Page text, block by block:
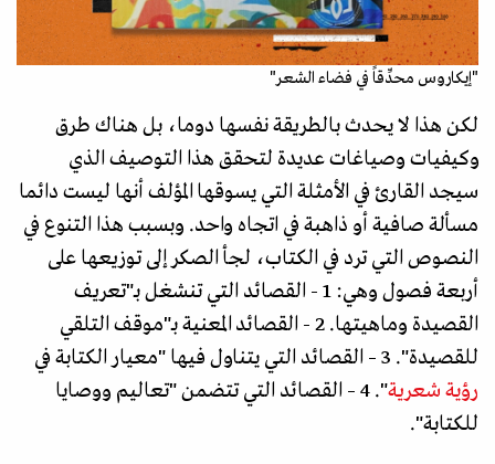
"إيكاروس محدِّقاً في فضاء الشعر"
لكن هذا لا يحدث بالطريقة نفسها دوما، بل هناك طرق
وكيفيات وصياغات عديدة لتحقق هذا التوصيف الذي
سيجد القارئ في الأمثلة التي يسوقها المؤلف أنها ليست دائما
مسألة صافية أو ذاهبة في اتجاه واحد. وبسبب هذا التنوع في
النصوص التي ترد في الكتاب، لجأ الصكر إلى توزيعها على
أربعة فصول وهي: 1 - القصائد التي تنشغل بـ"تعريف
القصيدة وماهيتها. 2 - القصائد المعنية بـ"موقف التلقي
للقصيدة". 3 – القصائد التي يتناول فيها "معيار الكتابة في
رؤية شعرية
". 4 – القصائد التي تتضمن "تعاليم ووصايا
للكتابة".